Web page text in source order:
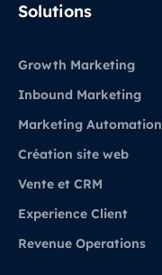
Solutions
Growth Marketing
Inbound Marketing
Marketing Automation
Création site web
Vente et CRM
Experience Client
Revenue Operations